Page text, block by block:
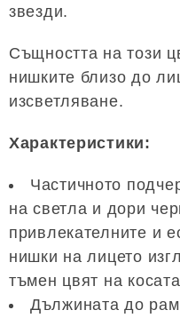
звезди.
Същността на този
нишките близо до
изсветляване.
Характеристики:
Частичното
на светла и дори
привлекателните и
нишки на лицето
тъмен цвят на
Дължината до